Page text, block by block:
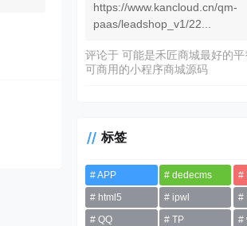
https://www.kancloud.cn/qm-
paas/leadshop_v1/22...
评论于可能是禾匠商城最好的
可商用的小程序商城源码
标签
APP dedecms
html5
ipwl
QQ
TP